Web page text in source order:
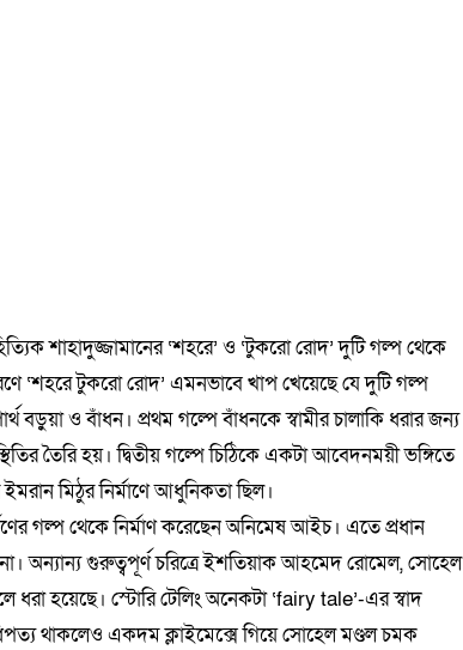
শাহাদুজ্জামানের ‘শহরে’ ও ‘টুকরো রোদ’ দুটি গল্প থেকে
‘শহরে টুকরো রোদ’ এমনভাবে খাপ খেয়েছে যে দুটি গল্প
বড়ুয়া ও বাঁধন। প্রথম গল্পে বাঁধনকে স্বামীর চালাকি ধরার জন্য
তৈরি হয়। দ্বিতীয় গল্পে চিঠিকে একটা আবেদনময়ী ভঙ্গিতে
মিঠুর নির্মাণে আধুনিকতা ছিল।
গল্প থেকে নির্মাণ করেছেন অনিমেষ আইচ। এতে প্রধান
অন্যান্য গুরুত্বপূর্ণ চরিত্রে ইশতিয়াক আহমেদ রোমেল, সোহেল
হয়েছে। স্টোরি টেলিং অনেকটা ‘fairy tale’-এর স্বাদ
থাকলেও একদম ক্লাইমেক্সে গিয়ে সোহেল মণ্ডল চমক